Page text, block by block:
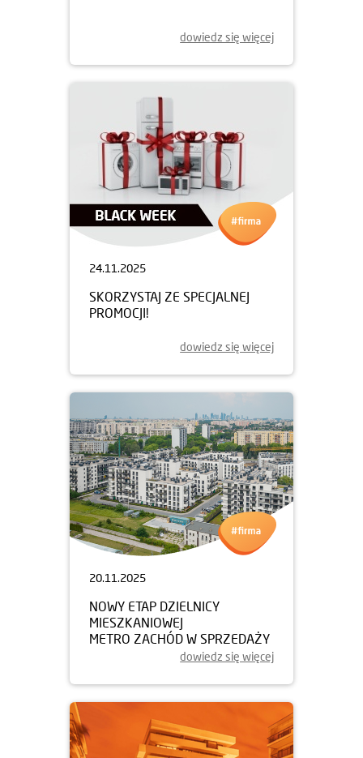
dowiedz się więcej
24.11.2025
SKORZYSTAJ ZE SPECJALNEJ
PROMOCJI!
dowiedz się więcej
20.11.2025
NOWY ETAP DZIELNICY
MIESZKANIOWEJ
METRO ZACHÓD W SPRZEDAŻY
dowiedz się więcej